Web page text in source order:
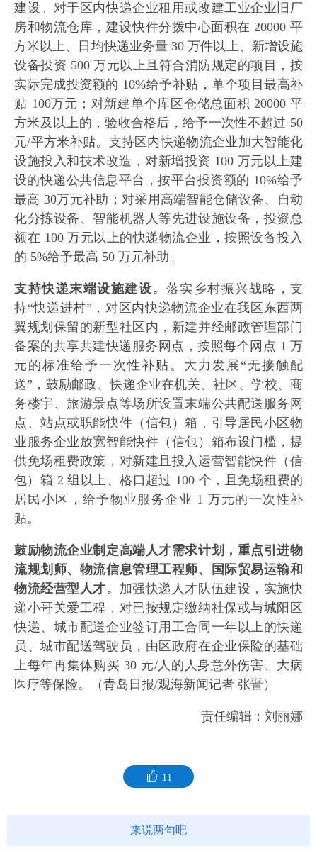
建设。对于区内快递企业租用或改建工业企业旧厂
房和物流仓库，建设快件分拨中心面积在 20000 平
方米以上、日均快递业务量 30 万件以上、新增设施
设备投资 500 万元以上且符合消防规定的项目，按
实际完成投资额的 10%给予补贴，单个项目最高补
贴 100万元；对新建单个库区仓储总面积 20000 平
方米及以上的，验收合格后，给予一次性不超过 50
元/平方米补贴。支持区内快递物流企业加大智能化
设施投入和技术改造，对新增投资 100 万元以上建
设的快递公共信息平台，按平台投资额的 10%给予
最高 30万元补助；对采用高端智能仓储设备、自动
化分拣设备、智能机器人等先进设施设备，投资总
额在 100 万元以上的快递物流企业，按照设备投入
的 5%给予最高 50 万元补助。
支持快递末端设施建设。 落实乡村振兴战略，支
持“快递进村”，对区内快递物流企业在我区东西两
翼规划保留的新型社区内，新建并经邮政管理部门
备案的共享共建快递服务网点，按照每个网点 1 万
元的标准给予一次性补贴。大力发展“无接触配
送”，鼓励邮政、快递企业在机关、社区、学校、商
务楼宇、旅游景点等场所设置末端公共配送服务网
点、站点或职能快件（信包）箱，引导居民小区物
业服务企业放宽智能快件（信包）箱布设门槛，提
供免场租费政策，对新建且投入运营智能快件（信
包）箱 2 组以上、格口超过 100 个，且免场租费的
居民小区，给予物业服务企业 1 万元的一次性补
贴。
鼓励物流企业制定高端人才需求计划，重点引进物
流规划师、物流信息管理工程师、国际贸易运输和
物流经营型人才。 加强快递人才队伍建设，实施快
递小哥关爱工程，对已按规定缴纳社保或与城阳区
快递、城市配送企业签订用工合同一年以上的快递
员、城市配送驾驶员，由区政府在企业保险的基础
上每年再集体购买 30 元/人的人身意外伤害、大病
医疗等保险。（青岛日报/观海新闻记者 张晋）
责任编辑：刘丽娜
11
来说两句吧